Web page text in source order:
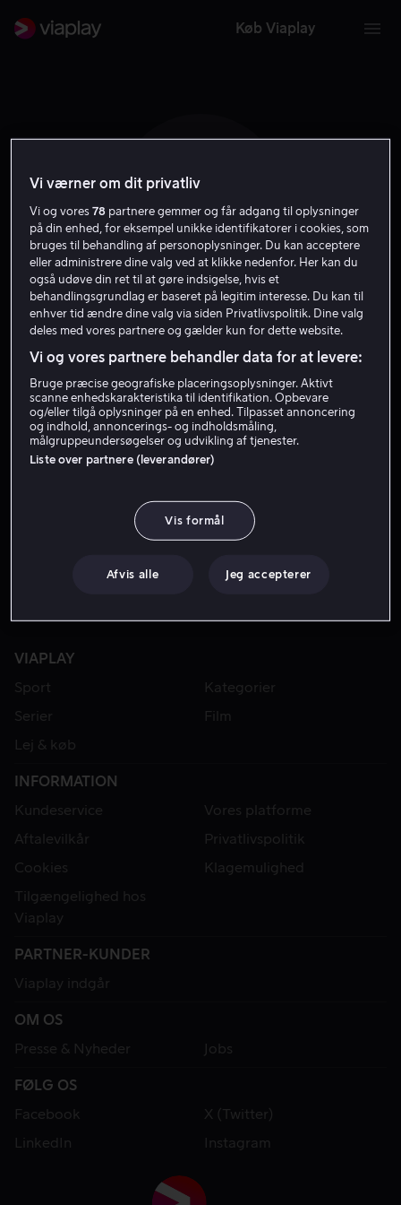
Køb Viaplay
F P
Farnoush Parsiavashi
VIAPLAY
Sport
Kategorier
Serier
Film
Lej & køb
INFORMATION
Kundeservice
Vores platforme
Aftalevilkår
Privatlivspolitik
Cookies
Klagemulighed
Tilgængelighed hos
Viaplay
PARTNER-KUNDER
Viaplay indgår
OM OS
Presse & Nyheder
Jobs
FØLG OS
Facebook
X (Twitter)
LinkedIn
Instagram
Vi værner om dit privatliv
Vi og vores78 partnere gemmer og får adgang til oplysninger
på din enhed, for eksempel unikke identifikatorer i cookies, som
bruges til behandling af personoplysninger. Du kan acceptere
eller administrere dine valg ved at klikke nedenfor. Her kan du
også udøve din ret til at gøre indsigelse, hvis et
behandlingsgrundlag er baseret på legitim interesse. Du kan til
enhver tid ændre dine valg via siden Privatlivspolitik. Dine valg
deles med vores partnere og gælder kun for dette website.
Vi og vores partnere behandler data for at levere:
Bruge præcise geografiske placeringsoplysninger. Aktivt
scanne enhedskarakteristika til identifikation. Opbevare
og/eller tilgå oplysninger på en enhed. Tilpasset annoncering
og indhold, annoncerings- og indholdsmåling,
målgruppeundersøgelser og udvikling af tjenester.
Liste over partnere (leverandører)
Vis formål
Afvis alle Jeg accepterer